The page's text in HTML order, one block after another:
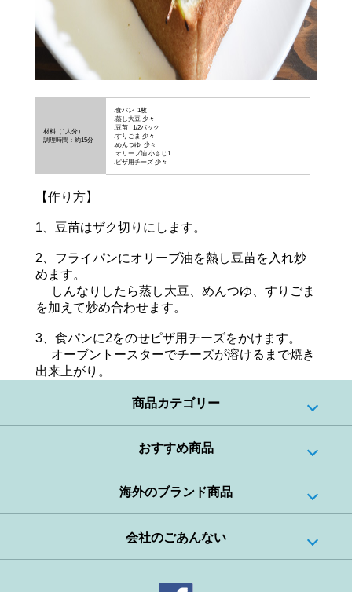
材料（1人分）
調理時間：約15分
.食パン 1枚
.蒸し大豆 少々
.豆苗 1/2パック
.すりごま 少々
.めんつゆ 少々
.オリーブ油 小さじ1
.ピザ用チーズ 少々
【作り方】
1、豆苗はザク切りにします。
2、フライパンにオリーブ油を熱し豆苗を入れ炒
めます。
しんなりしたら蒸し大豆、めんつゆ、すりごま
を加えて炒め合わせます。
3、食パンに2をのせピザ用チーズをかけます。
オーブントースターでチーズが溶けるまで焼き
出来上がり。
商品カテゴリー
おすすめ商品
海外のブランド商品
会社のごあんない